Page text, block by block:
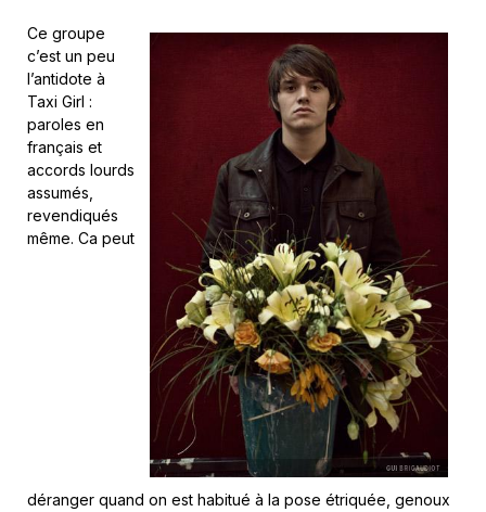
Ce groupe
c’est un peu
l’antidote à
Taxi Girl :
paroles en
français et
accords lourds
assumés,
revendiqués
même. Ca peut
déranger quand on est habitué à la pose étriquée, genoux